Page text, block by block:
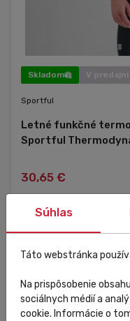
Skladom V predajni
Sportful
Letné funkčné
Sportful
30,65 €
Súhlas
Táto webstránka
Na prispôsobenie
sociálnych médií a
cookie. Informácie o